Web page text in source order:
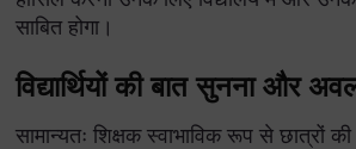
साबित होगा।
विद्यार्थियों की बात सुनना और
सामान्यतः शिक्षक स्वाभाविक रूप से छात्रों